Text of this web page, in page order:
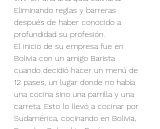
Eliminando reglas y barreras
después de haber conocido a
profundidad su profesión.
El inicio de su empresa fue en
Bolivia con un amigo Barista
cuando decidió hacer un menú de
12 pases, un lugar donde no había
una cocina sino una parrilla y una
carreta. Esto lo llevó a cocinar por
Sudamérica, cocinando en Bolivia,